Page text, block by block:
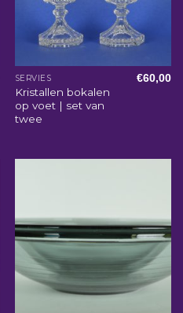
SERVIES
Kristallen bokalen
op voet | set van
twee
€60,00